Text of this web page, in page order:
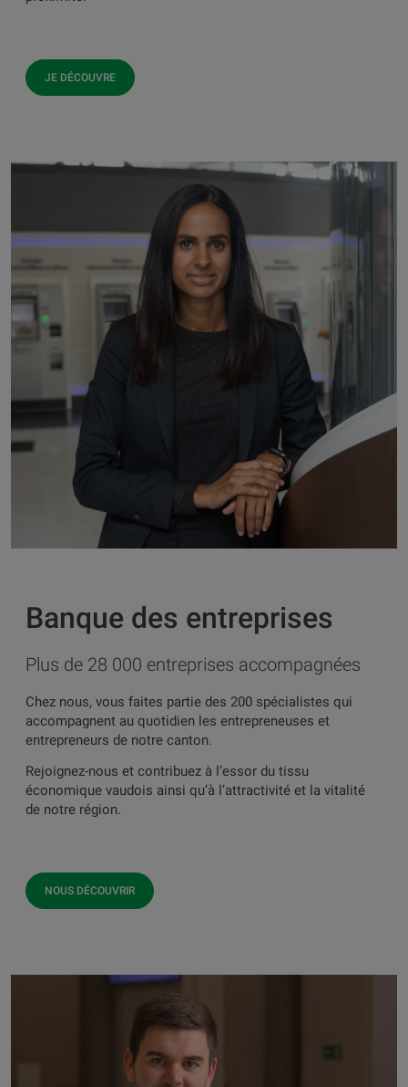
JE DÉCOUVRE
Banque des entreprises
Plus de 28 000 entreprises accompagnées
Chez nous, vous faites partie des 200 spécialistes qui
accompagnent au quotidien les entrepreneuses et
entrepreneurs de notre canton.
Rejoignez-nous et contribuez à l’essor du tissu
économique vaudois ainsi qu’à l’attractivité et la vitalité
de notre région.
NOUS DÉCOUVRIR